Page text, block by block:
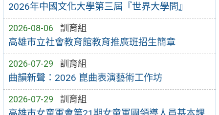
2026年中國文化大學第三屆『世界大學問』
2026-08-06 訓育組
高雄市立社會教育館教育推廣班招生簡章
2026-07-29 訓育組
曲韻新聲：2026 崑曲表演藝術工作坊
2026-07-29 訓育組